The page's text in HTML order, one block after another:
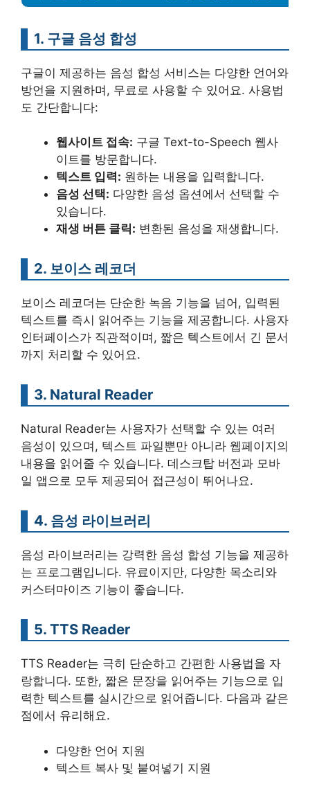
1. 구글 음성 합성
구글이 제공하는 음성 합성 서비스는 다양한 언어와
방언을 지원하며, 무료로 사용할 수 있어요. 사용법
도 간단합니다:
웹사이트 접속: 구글 Text-to-Speech 웹사
이트를 방문합니다.
텍스트 입력: 원하는 내용을 입력합니다.
음성 선택: 다양한 음성 옵션에서 선택할 수
있습니다.
재생 버튼 클릭: 변환된 음성을 재생합니다.
2. 보이스 레코더
보이스 레코더는 단순한 녹음 기능을 넘어, 입력된
텍스트를 즉시 읽어주는 기능을 제공합니다. 사용자
인터페이스가 직관적이며, 짧은 텍스트에서 긴 문서
까지 처리할 수 있어요.
3. Natural Reader
Natural Reader는 사용자가 선택할 수 있는 여러
음성이 있으며, 텍스트 파일뿐만 아니라 웹페이지의
내용을 읽어줄 수 있습니다. 데스크탑 버전과 모바
일 앱으로 모두 제공되어 접근성이 뛰어나요.
4. 음성 라이브러리
음성 라이브러리는 강력한 음성 합성 기능을 제공하
는 프로그램입니다. 유료이지만, 다양한 목소리와
커스터마이즈 기능이 좋습니다.
5. TTS Reader
TTS Reader는 극히 단순하고 간편한 사용법을 자
랑합니다. 또한, 짧은 문장을 읽어주는 기능으로 입
력한 텍스트를 실시간으로 읽어줍니다. 다음과 같은
점에서 유리해요.
다양한 언어 지원
텍스트 복사 및 붙여넣기 지원